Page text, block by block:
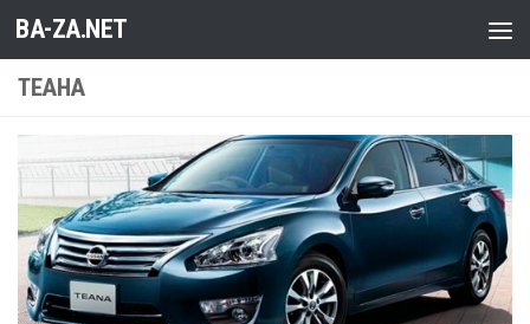
Перейти к содержимому
BA-ZA.NET
ТЕАНА